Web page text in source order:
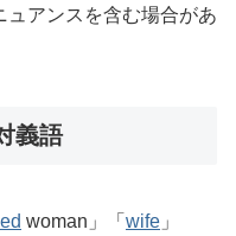
アンスを含む場合があ
義語
woman」「 wife 」